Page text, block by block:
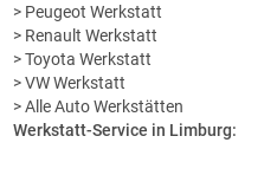
> Peugeot Werkstatt
> Renault Werkstatt
> Toyota Werkstatt
> VW Werkstatt
> Alle Auto Werkstätten
Werkstatt-Service in Limburg: